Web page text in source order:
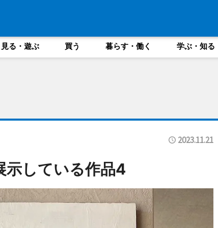
見る・遊ぶ 買う 暮らす・働く 学ぶ・知る
2023.11.21
示している作品4